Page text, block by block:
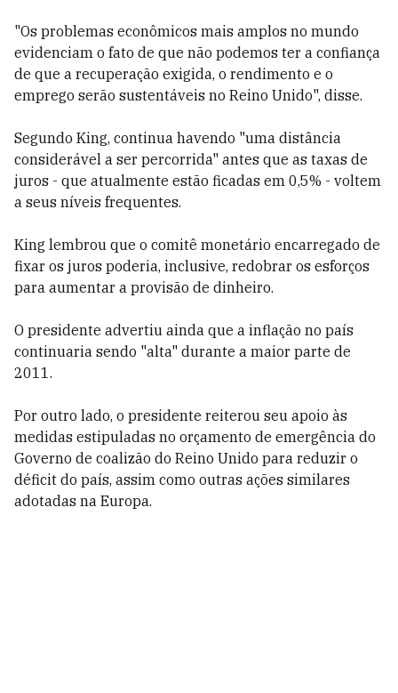
"Os problemas econômicos mais amplos no mundo
evidenciam o fato de que não podemos ter a confiança
de que a recuperação exigida, o rendimento e o
emprego serão sustentáveis no Reino Unido", disse.
Segundo King, continua havendo "uma distância
considerável a ser percorrida" antes que as taxas de
juros - que atualmente estão ficadas em 0,5% - voltem
a seus níveis frequentes.
King lembrou que o comitê monetário encarregado de
fixar os juros poderia, inclusive, redobrar os esforços
para aumentar a provisão de dinheiro.
O presidente advertiu ainda que a inflação no país
continuaria sendo "alta" durante a maior parte de
2011.
Por outro lado, o presidente reiterou seu apoio às
medidas estipuladas no orçamento de emergência do
Governo de coalizão do Reino Unido para reduzir o
déficit do país, assim como outras ações similares
adotadas na Europa.